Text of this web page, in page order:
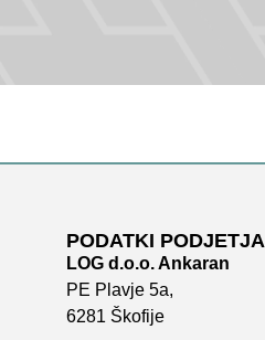
PODATKI PODJETJA
LOG d.o.o. Ankaran
PE Plavje 5a,
6281 Škofije